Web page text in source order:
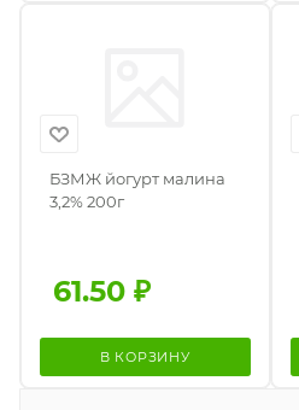
БЗМЖ йогурт малина
3,2% 200г
61.50 ₽
В КОРЗИНУ